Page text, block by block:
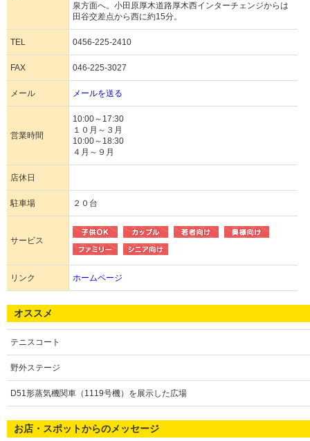
泉方面へ。小田原厚木道路厚木西インターチェンジからは
田谷交差点から西に約15分。
TEL 0456-225-2410
FAX 046-225-3027
メール メールを送る
営業時間
10:00～17:30
１０月～３月
10:00～18:30
４月～９月
店休日
駐車場 ２０台
サービス
リンク ホームページ
オススメ
テニスコート
野外ステージ
D51形蒸気機関車（1119号機）を展示した広場
お店・スポットからのメッセージ